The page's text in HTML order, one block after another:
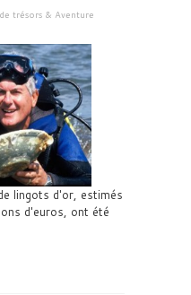
de trésors & Aventure
lingots d'or, estimés
d'euros, ont été